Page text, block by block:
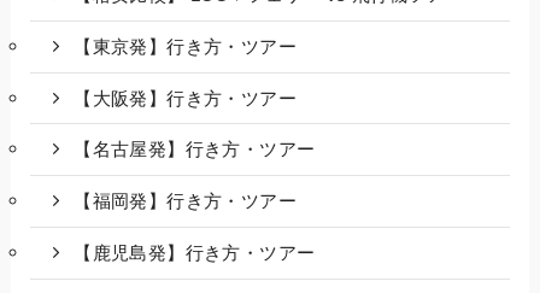
【東京発】行き方・ツアー
【大阪発】行き方・ツアー
【名古屋発】行き方・ツアー
【福岡発】行き方・ツアー
【鹿児島発】行き方・ツアー